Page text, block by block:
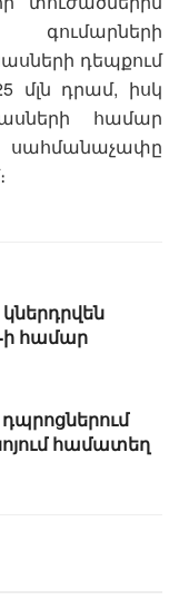
դեպքում
մլն դրամ, իսկ
համար
ի համար
համատեղ